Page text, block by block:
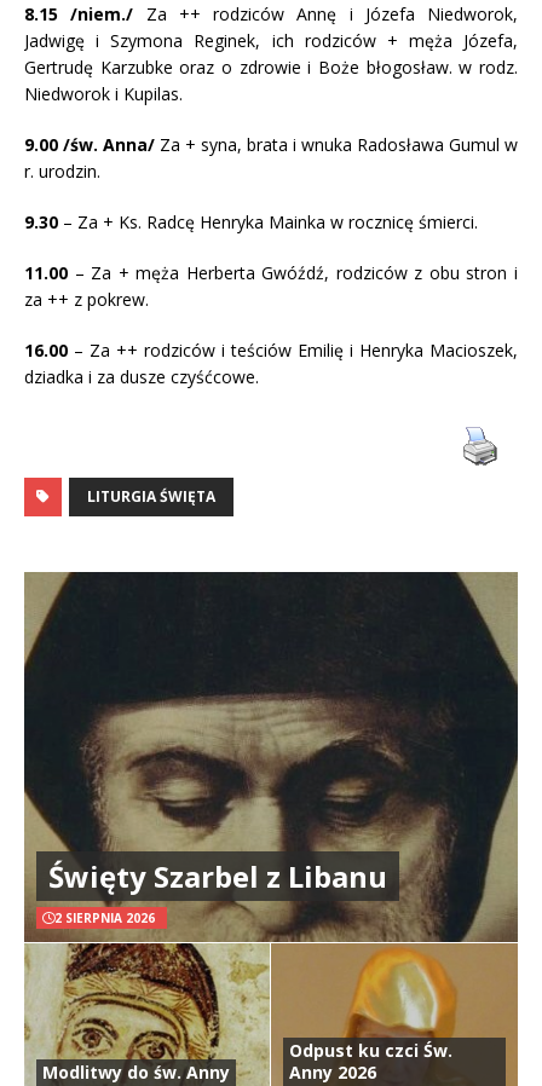
8.15 /niem./ Za ++ rodziców Annę i Józefa Niedworok,
Jadwigę i Szymona Reginek, ich rodziców + męża Józefa,
Gertrudę Karzubke oraz o zdrowie i Boże błogosław. w rodz.
Niedworok i Kupilas.
9.00 /św. Anna/ Za + syna, brata i wnuka Radosława Gumul w
r. urodzin.
9.30 – Za + Ks. Radcę Henryka Mainka w rocznicę śmierci.
11.00 – Za + męża Herberta Gwóźdź, rodziców z obu stron i
za ++ z pokrew.
16.00 – Za ++ rodziców i teściów Emilię i Henryka Macioszek,
dziadka i za dusze czyśćcowe.
LITURGIA ŚWIĘTA
Święty Szarbel z Libanu
2 SIERPNIA 2026
Modlitwy do św. Anny
Odpust ku czci Św.
Anny 2026